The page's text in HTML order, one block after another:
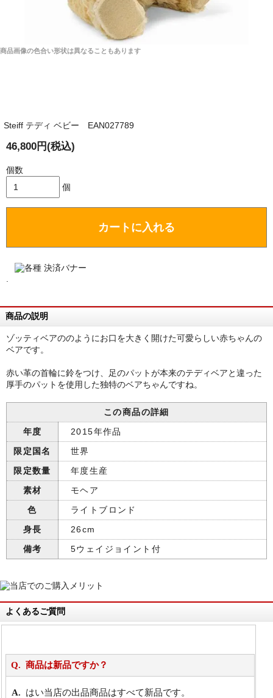
商品画像の色合い形状は異なることもあります
Steiff テディ ベビー EAN027789
46,800円(税込)
個数
個
カートに入れる
商品の説明
ゾッティベアののようにお口を大きく開けた可愛らしい赤ちゃんの
ベアです。
赤い革の首輪に鈴をつけ、足のパットが本来のテディベアと違った
厚手のパットを使用した独特のベアちゃんですね。
この商品の詳細
年度
2015年作品
限定国名
世界
限定数量
年度生産
素材
モヘア
色
ライトブロンド
身長
26cm
備考
5ウェイジョイント付
よくあるご質問
商品は新品ですか？
はい当店の出品商品はすべて新品です。